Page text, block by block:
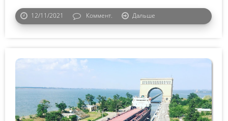
12/11/2021 Коммент. Дальше